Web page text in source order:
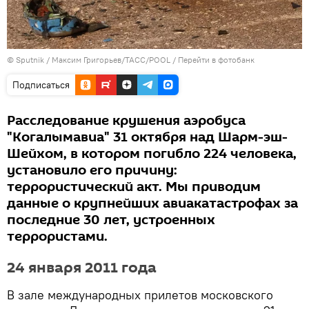
© Sputnik / Максим Григорьев/ТАСС/POOL / Перейти в фотобанк
Подписаться
Расследование крушения аэробуса
"Когалымавиа" 31 октября над Шарм-эш-
Шейхом, в котором погибло 224 человека,
установило его причину:
террористический акт. Мы приводим
данные о крупнейших авиакатастрофах за
последние 30 лет, устроенных
террористами.
24 января 2011 года
В зале международных прилетов московского